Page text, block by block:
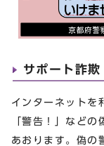
サポート詐欺
インターネットを
「警告！」など
あおります。偽の